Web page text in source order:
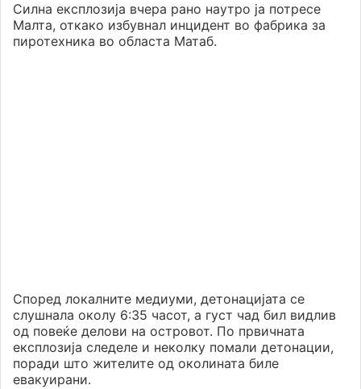
Силна експлозија вчера рано наутро ја потресе
Малта, откако избувнал инцидент во фабрика за
пиротехника во областа Матаб.
Според локалните медиуми, детонацијата се
слушнала околу 6:35 часот, а густ чад бил видлив
од повеќе делови на островот. По првичната
експлозија следеле и неколку помали детонации,
поради што жителите од околината биле
евакуирани.